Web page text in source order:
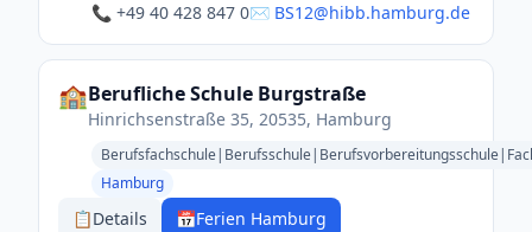
📞 +49 40 428 847 0✉️ BS12@hibb.hamburg.de
🏫Berufliche Schule Burgstraße
Hinrichsenstraße 35, 20535, Hamburg
Hamburg
📋Details 📅Ferien Hamburg